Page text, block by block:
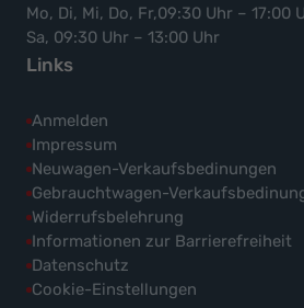
Mo, Di, Mi, Do, Fr,09:30 Uhr – 17:00
Sa, 09:30 Uhr – 13:00 Uhr
Links
Anmelden
Impressum
Neuwagen-Verkaufsbedinungen
Gebrauchtwagen-
Widerrufsbelehrung
Informationen zur Barrierefreiheit
Datenschutz
Cookie-Einstellungen